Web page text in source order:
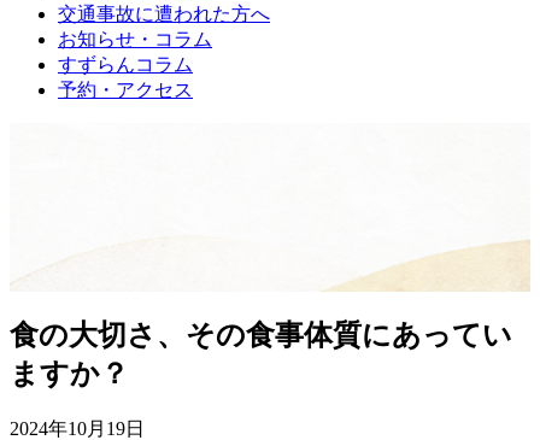
交通事故に遭われた方へ
お知らせ・コラム
すずらんコラム
予約・アクセス
食の大切さ、その食事体質にあってい
ますか？
2024年10月19日